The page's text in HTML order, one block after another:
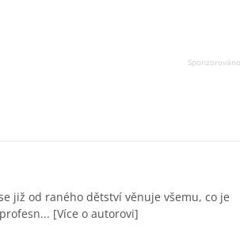
již od raného dětství věnuje všemu, co je
[Více o autorovi]